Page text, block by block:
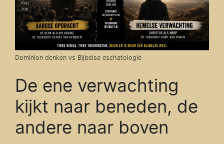
Dominion denken vs Bijbelse eschatologie
De ene verwachting
kijkt naar beneden, de
andere naar boven